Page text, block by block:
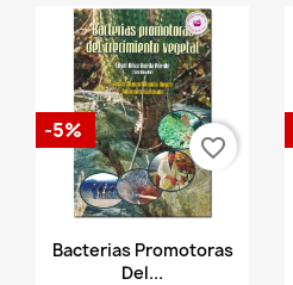
Vista rápida
Bacterias Promotoras
Del...
-5%
favorite_border